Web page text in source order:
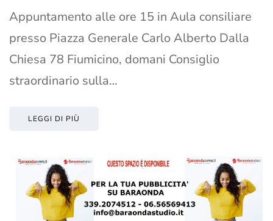
Appuntamento alle ore 15 in Aula consiliare
presso Piazza Generale Carlo Alberto Dalla
Chiesa 78 Fiumicino, domani Consiglio
straordinario sulla…
LEGGI DI PIÙ